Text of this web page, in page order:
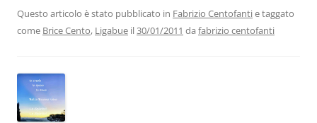
b
o
o
k
dI
n
A
p
a
m
vi
di
Questo articolo è stato pubblicato in Fabrizio Centofantie taggato
come Brice Cento, Ligabue il30/01/2011 da fabrizio centofanti